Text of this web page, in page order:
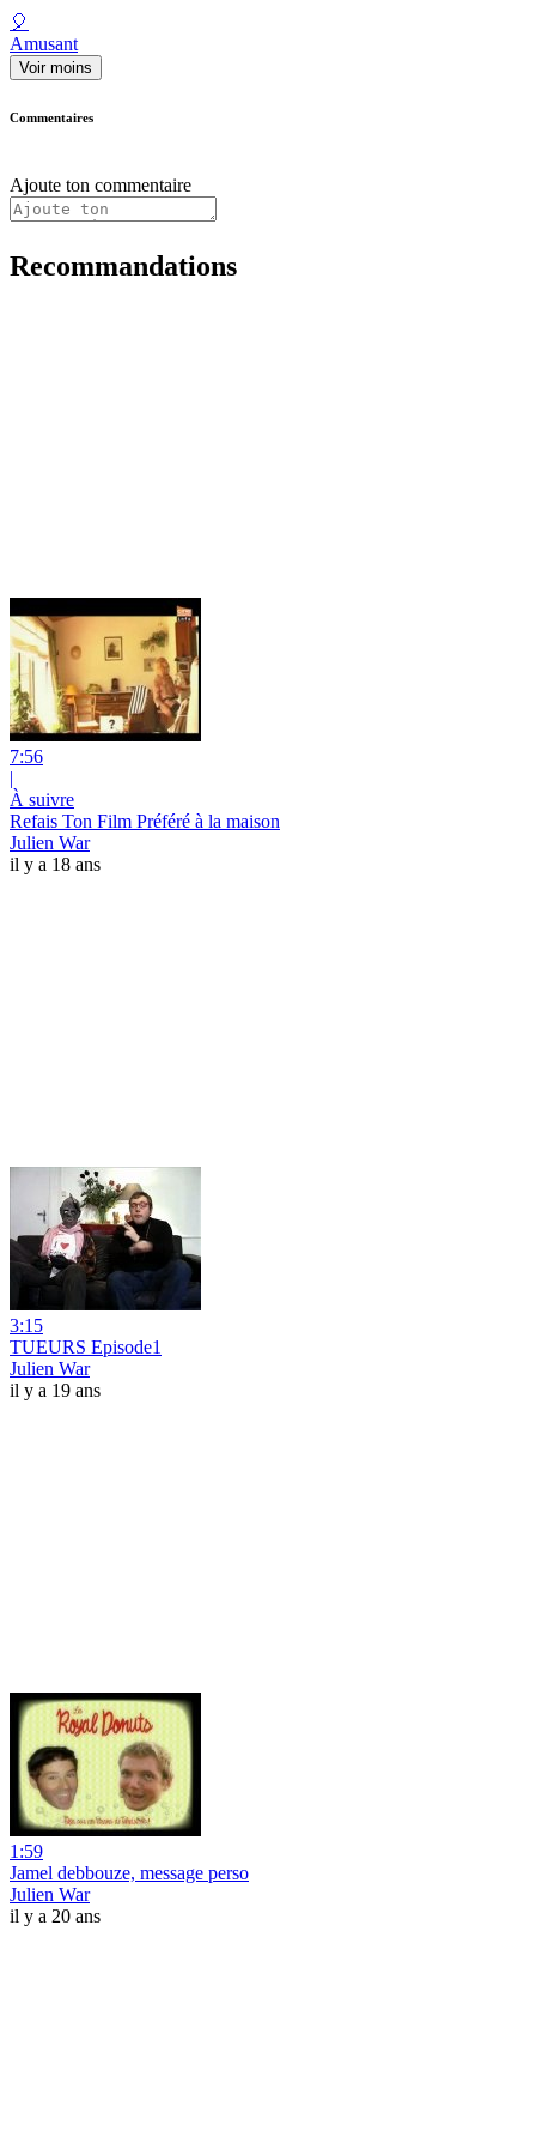
🎈
Amusant
Voir moins
Commentaires
Ajoute ton commentaire
Recommandations
7:56
|
À suivre
Refais Ton Film Préféré à la maison
Julien War
il y a 18 ans
3:15
TUEURS Episode1
Julien War
il y a 19 ans
1:59
Jamel debbouze, message perso
Julien War
il y a 20 ans